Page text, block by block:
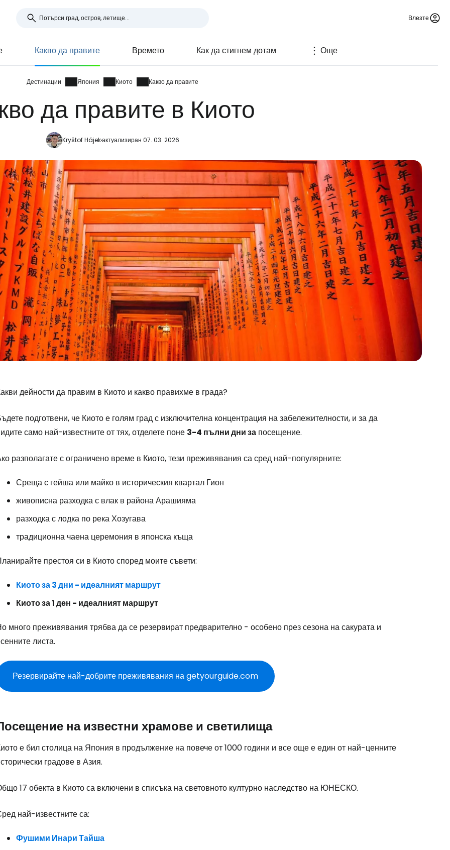
Влезте
Какво да правите Времето Как да стигнем дотам Още
Дестинации Япония Киото Какво да правите
да правите в Киото
Kryštof Hájekактуализиран 07. 03. 2026
дейности да правим в Киото и какво правихме в града?
подготвени, че Киото е голям град с изключителна концентрация на забележителности, и за да
само най-известните от тях, отделете поне 3-4 пълни дни за посещение.
разполагате с ограничено време в Киото, тези преживявания са сред най-популярните:
Среща с гейша или майко в историческия квартал Гион
живописна разходка с влак в района Арашияма
разходка с лодка по река Хозугава
традиционна чаена церемония в японска къща
престоя си в Киото според моите съвети:
Киото за 3 дни - идеалният маршрут
Киото за 1 ден - идеалният маршрут
много преживявания трябва да се резервират предварително - особено през сезона на сакурата и
листа.
Резервирайте най-добрите преживявания на getyourguide.com
на известни храмове и светилища
е бил столица на Япония в продължение на повече от 1000 години и все още е един от най-ценните
градове в Азия.
17 обекта в Киото са включени в списъка на световното културно наследство на ЮНЕСКО.
най-известните са:
Фушими Инари Тайша